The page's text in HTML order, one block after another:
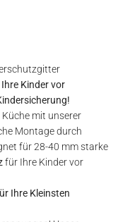
Kinder vor
mit unserer
Montage durch
für 28-40 mm starke
für Ihre Kinder vor
Ihre Kleinsten